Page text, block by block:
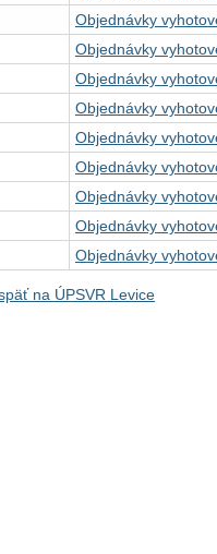
Objednávky
Objednávky
Objednávky
Objednávky
Objednávky
Objednávky
Objednávky
Objednávky
Objednávky
na ÚPSVR Levice